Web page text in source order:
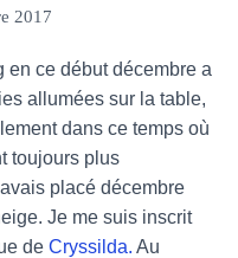
I
G
2017
en ce début décembre a
allumées sur la table,
dans ce temps où
toujours plus
placé décembre
Je me suis inscrit
de Cryssilda. Au